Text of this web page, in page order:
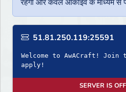
रहेगा और केवल आर्काइव के माध्यम से
51.81.250.119:25591
Welcome to AwACraft!
apply!
SERVER IS